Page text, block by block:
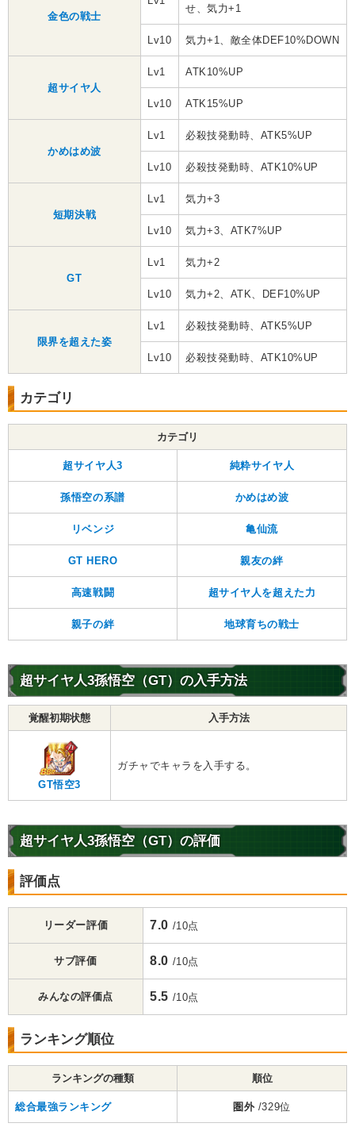
金色の戦士
せ、気力+1
Lv10 気力+1、敵全体DEF10%DOWN
超サイヤ人
Lv1 ATK10%UP
Lv10 ATK15%UP
かめはめ波
Lv1 必殺技発動時、ATK5%UP
Lv10 必殺技発動時、ATK10%UP
短期決戦
Lv1 気力+3
Lv10 気力+3、ATK7%UP
GT
Lv1 気力+2
Lv10 気力+2、ATK、DEF10%UP
限界を超えた姿
Lv1 必殺技発動時、ATK5%UP
Lv10 必殺技発動時、ATK10%UP
カテゴリ
カテゴリ
超サイヤ人3 純粋サイヤ人
孫悟空の系譜 かめはめ波
リベンジ 亀仙流
GT HERO 親友の絆
高速戦闘 超サイヤ人を超えた力
親子の絆 地球育ちの戦士
超サイヤ人3孫悟空（GT）の入手方法
覚醒初期状態 入手方法
GT悟空3
ガチャでキャラを入手する。
超サイヤ人3孫悟空（GT）の評価
評価点
リーダー評価 7.0 /10点
サブ評価 8.0 /10点
みんなの評価点 5.5 /10点
ランキング順位
ランキングの種類 順位
総合最強ランキング 圏外 /329位